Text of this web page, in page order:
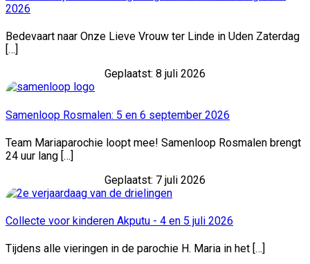
2026
Bedevaart naar Onze Lieve Vrouw ter Linde in Uden Zaterdag
[…]
Geplaatst: 8 juli 2026
Samenloop Rosmalen: 5 en 6 september 2026
Team Mariaparochie loopt mee! Samenloop Rosmalen brengt
24 uur lang […]
Geplaatst: 7 juli 2026
Collecte voor kinderen Akputu - 4 en 5 juli 2026
Tijdens alle vieringen in de parochie H. Maria in het […]